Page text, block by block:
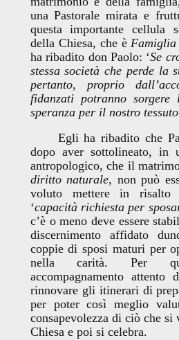
una Pastorale mirata e
questa importante cellula
della Chiesa, che è
ha ribadito don Paolo: ‘Se
stessa società che perde la
pertanto, proprio
fidanzati potranno
speranza per il nostro
Egli ha ribadito che
dopo aver sottolineato, in
antropologico, che il
diritto naturale, non può
voluto mettere in risalto
‘capacità richiesta per
c’è o meno deve essere
discernimento affidato
coppie di sposi maturi per
nella carità. Per
accompagnamento attento
rinnovare gli itinerari di
per poter così meglio
consapevolezza di ciò che si
Chiesa e poi si celebra.